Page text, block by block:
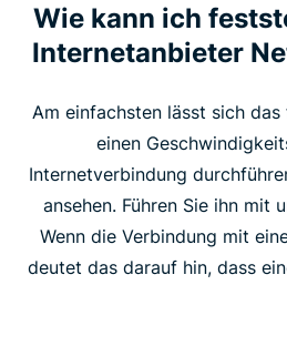
Wie kann ich
Internetanbieter
Am einfachsten lässt sich
einen
Internetverbindung
ansehen. Führen Sie ihn mit
Wenn die Verbindung mit
deutet das darauf hin, dass